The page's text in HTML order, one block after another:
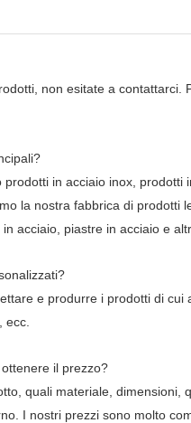
non esitate a
in acciaio inox,
la nostra fabbrica di prodotti
acciaio, piastre in acciaio e
e produrre i prodotti di
ecc.
il prezzo?
quali materiale,
I nostri prezzi sono molto